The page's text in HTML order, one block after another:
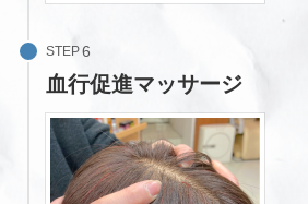
STEP
血行促進マッサージ